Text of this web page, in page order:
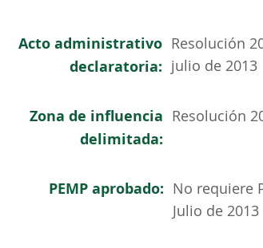
Acto administrativo
declaratoria:
Resolución
julio de 2013
Zona de influencia
delimitada:
Resolución
PEMP aprobado: No requiere
Julio de 2013